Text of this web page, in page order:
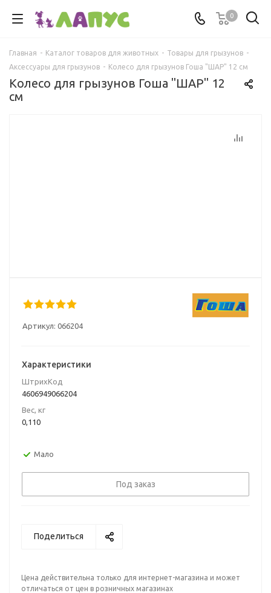
0
Главная - Каталог товаров для животных - Товары для грызунов -
Аксессуары для грызунов - Колесо для грызунов Гоша "ШАР" 12 см
Колесо для грызунов Гоша "ШАР" 12
см
Артикул: 066204
Характеристики
ШтрихКод
4606949066204
Вес, кг
0,110
Мало
Под заказ
Поделиться
Цена действительна только для интернет-магазина и может
отличаться от цен в розничных магазинах